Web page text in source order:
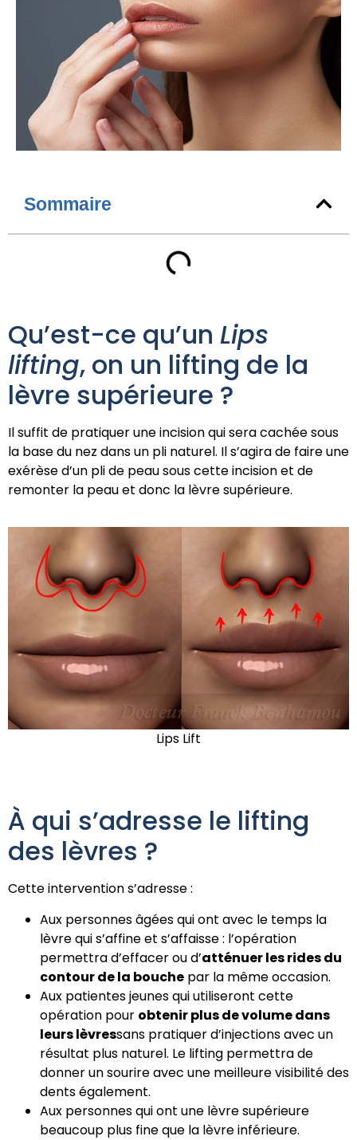
Sommaire
Qu’est-ce qu’un Lips
lifting, on un lifting de la
lèvre supérieure ?
Il suffit de pratiquer une incision qui sera cachée sous
la base du nez dans un pli naturel. Il s’agira de faire une
exérèse d’un pli de peau sous cette incision et de
remonter la peau et donc la lèvre supérieure.
Lips Lift
À qui s’adresse le lifting
des lèvres ?
Cette intervention s’adresse :
Aux personnes âgées qui ont avec le temps la
lèvre qui s’affine et s’affaisse : l’opération
permettra d’effacer ou d’atténuer les rides du
contour de la bouche par la même occasion.
Aux patientes jeunes qui utiliseront cette
opération pour obtenir plus de volume dans
leurs lèvressans pratiquer d’injections avec un
résultat plus naturel. Le lifting permettra de
donner un sourire avec une meilleure visibilité des
dents également.
Aux personnes qui ont une lèvre supérieure
beaucoup plus fine que la lèvre inférieure.